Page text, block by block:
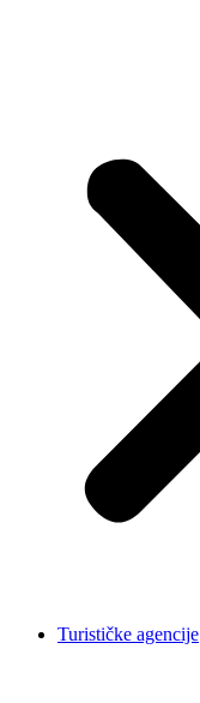
Turističke agencije